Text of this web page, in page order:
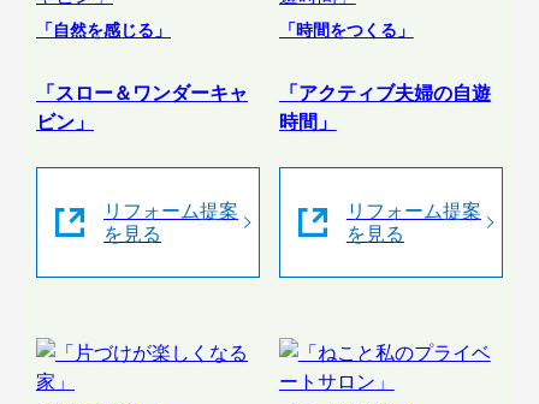
「自然を感じる」
「スロー＆ワンダーキャ
ビン」
リフォーム提案
を見る
「時間をつくる」
「アクティブ夫婦の自遊
時間」
リフォーム提案
を見る